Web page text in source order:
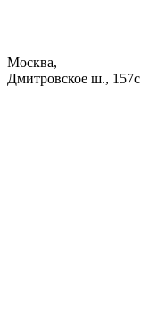
Москва,
Дмитровское ш.,